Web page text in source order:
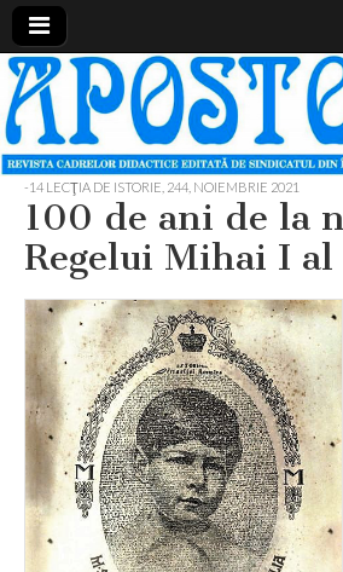
Apostolul
Revista
cadrelor
didactice
din
judetul
Neamt
-14 LECŢIA DE ISTORIE 244, NOIEMBRIE 2021
100 de ani de la
Regelui Mihai I al